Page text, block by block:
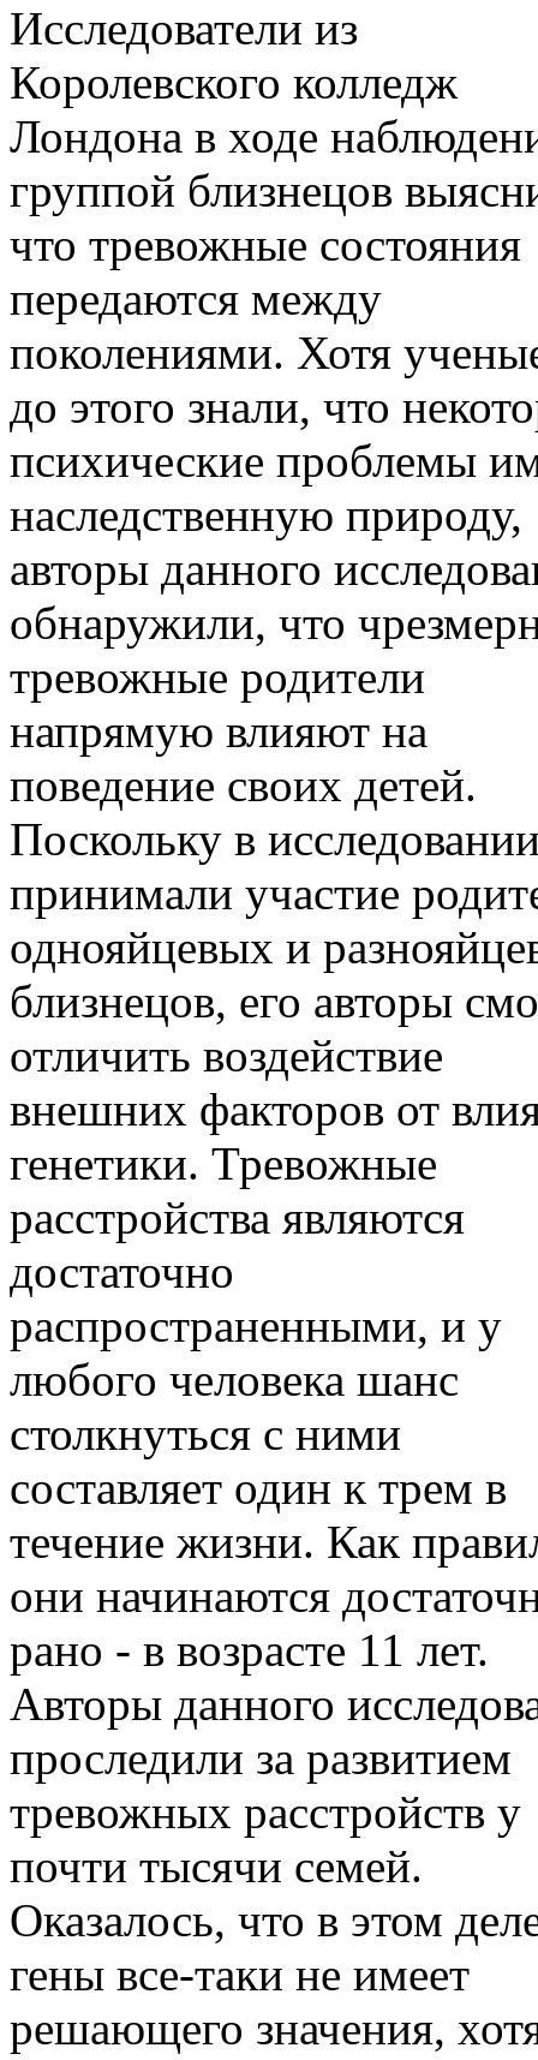
Исследователи из
Королевского колледж
Лондона в ходе
группой близнецов
что тревожные состояния
передаются между
поколениями. Хотя
до этого знали, что
психические проблемы
наследственную природу,
авторы данного
обнаружили, что
тревожные родители
напрямую влияют на
поведение своих детей.
Поскольку в
принимали участие
однояйцевых и
близнецов, его авторы
отличить воздействие
внешних факторов от
генетики. Тревожные
расстройства являются
достаточно
распространенными, и у
любого человека шанс
столкнуться с ними
составляет один к трем в
течение жизни. Как
они начинаются
рано - в возрасте 11 лет.
Авторы данного
проследили за развитием
тревожных расстройств у
почти тысячи семей.
Оказалось, что в этом
гены все-таки не имеет
решающего значения,